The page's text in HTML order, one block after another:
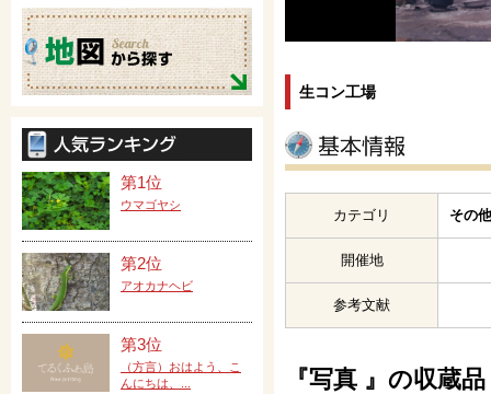
生コン工場
カテゴリ その
開催地
参考文献
『写真 』の収蔵品
第1位
ウマゴヤシ
第2位
アオカナヘビ
第3位
（方言）おはよう、こ
んにちは、...